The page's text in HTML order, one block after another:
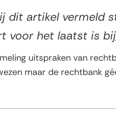
dit artikel vermeld
voor het laatst is
uitspraken van
maar de rechtbank